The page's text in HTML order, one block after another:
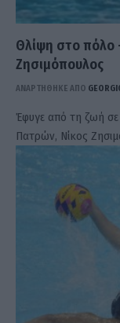
Θλίψη στο πόλο
Ζησιμόπουλος
ΑΝΑΡΤΗΘΗΚΕ ΑΠΟ
Έφυγε από τη ζωή σε
Πατρών, Νίκος